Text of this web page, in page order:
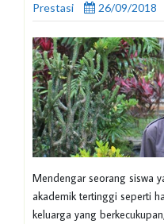
Prestasi
26/09/2018
Mendengar seorang siswa
akademik tertinggi seperti
keluarga yang